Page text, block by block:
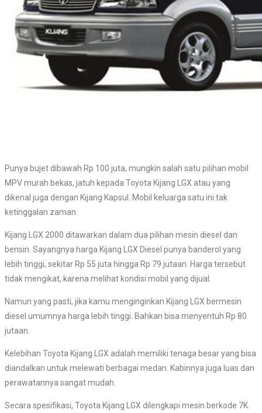
Punya bujet dibawah Rp 100 juta, mungkin salah satu pilihan mobil
MPV murah bekas, jatuh kepada Toyota Kijang LGX atau yang
dikenal juga dengan Kijang Kapsul. Mobil keluarga satu ini tak
ketinggalan zaman.
Kijang LGX 2000 ditawarkan dalam dua pilihan mesin diesel dan
bensin. Sayangnya harga Kijang LGX Diesel punya banderol yang
lebih tinggi, sekitar Rp 55 juta hingga Rp 79 jutaan. Harga tersebut
tidak mengikat, karena melihat kondisi mobil yang dijual.
Namun yang pasti, jika kamu menginginkan Kijang LGX bermesin
diesel umumnya harga lebih tinggi. Bahkan bisa menyentuh Rp 80
jutaan.
Kelebihan Toyota Kijang LGX adalah memiliki tenaga besar yang bisa
diandalkan untuk melewati berbagai medan. Kabinnya juga luas dan
perawatannya sangat mudah.
Secara spesifikasi, Toyota Kijang LGX dilengkapi mesin berkode 7K.